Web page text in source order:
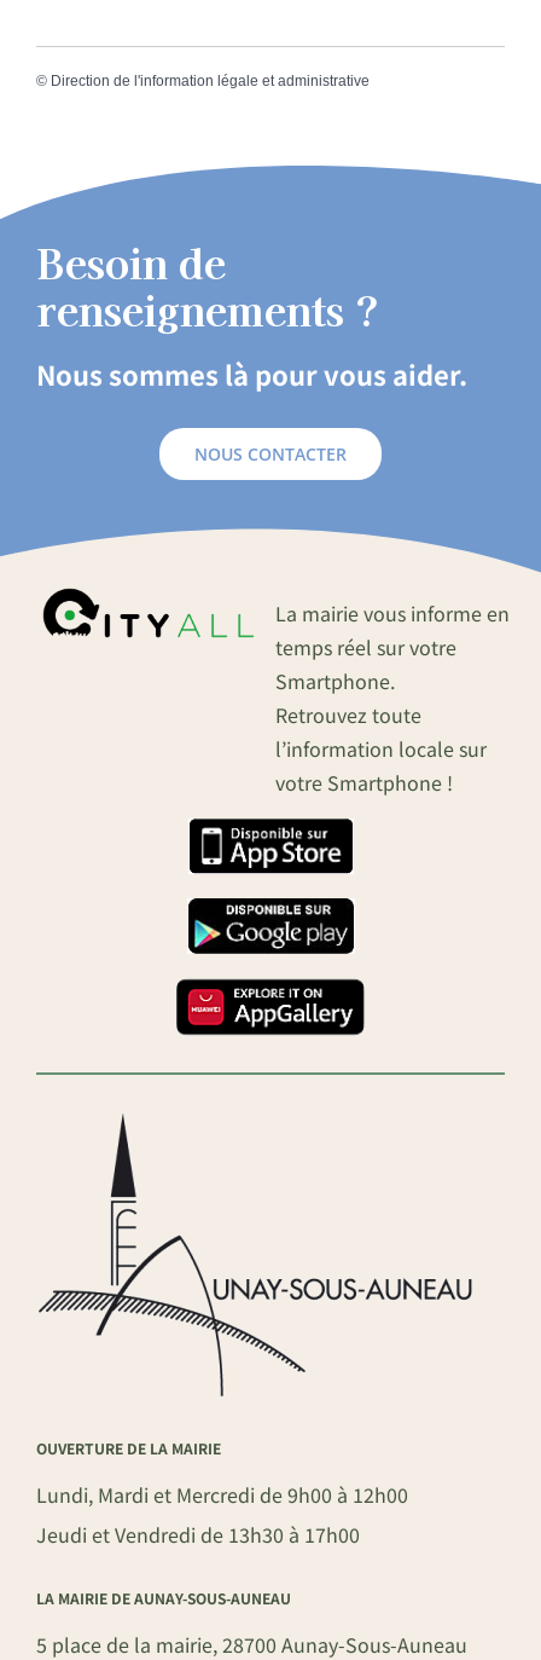
© Direction de l'information légale et administrative
Besoin de
renseignements ?
Nous sommes là pour vous aider.
NOUS CONTACTER
La mairie vous informe en
temps réel sur votre
Smartphone.
Retrouvez toute
l’information locale sur
votre Smartphone !
OUVERTURE DE LA MAIRIE
Lundi, Mardi et Mercredi de 9h00 à 12h00
Jeudi et Vendredi de 13h30 à 17h00
LA MAIRIE DE AUNAY-SOUS-AUNEAU
5 place de la mairie, 28700 Aunay-Sous-Auneau